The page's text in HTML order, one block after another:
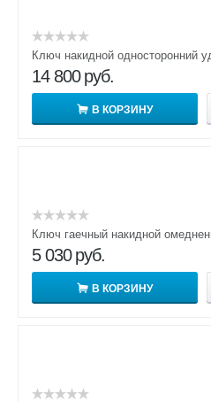
Ключ накидной односторонний
14 800 руб.
В КОРЗИНУ
Ключ гаечный накидной
5 030 руб.
В КОРЗИНУ